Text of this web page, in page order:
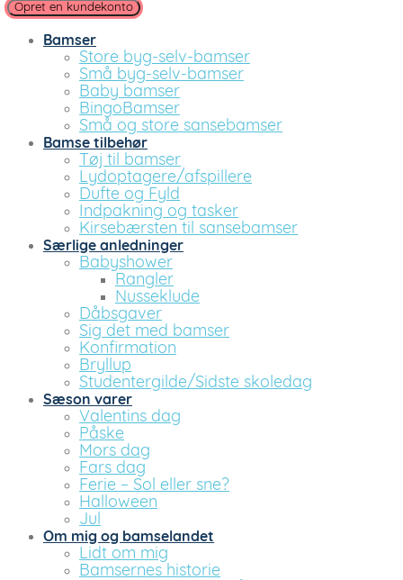
Opret en kundekonto
Bamser
Store byg-selv-bamser
Små byg-selv-bamser
Baby bamser
BingoBamser
Små og store sansebamser
Bamse tilbehør
Tøj til bamser
Lydoptagere/afspillere
Dufte og Fyld
Indpakning og tasker
Kirsebærsten til sansebamser
Særlige anledninger
Babyshower
Rangler
Nusseklude
Dåbsgaver
Sig det med bamser
Konfirmation
Bryllup
Studentergilde/Sidste skoledag
Sæson varer
Valentins dag
Påske
Mors dag
Fars dag
Ferie – Sol eller sne?
Halloween
Jul
Om mig og bamselandet
Lidt om mig
Bamsernes historie